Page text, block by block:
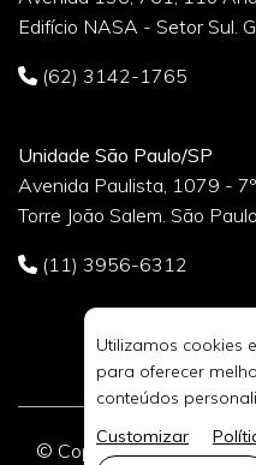
Edifício NASA - Setor Sul.
(62) 3142-1765
Unidade São Paulo/SP
Avenida Paulista, 1079 - 7º
Torre João Salem. São
(11) 3956-6312
© Copyright 2026 DIVIA
Utilizamos cookies
para oferecer
conteúdos
Customizar